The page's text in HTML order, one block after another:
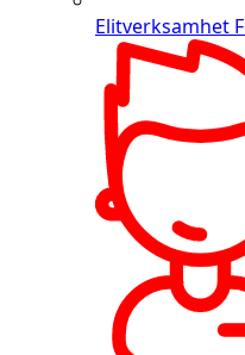
Elitverksamhet